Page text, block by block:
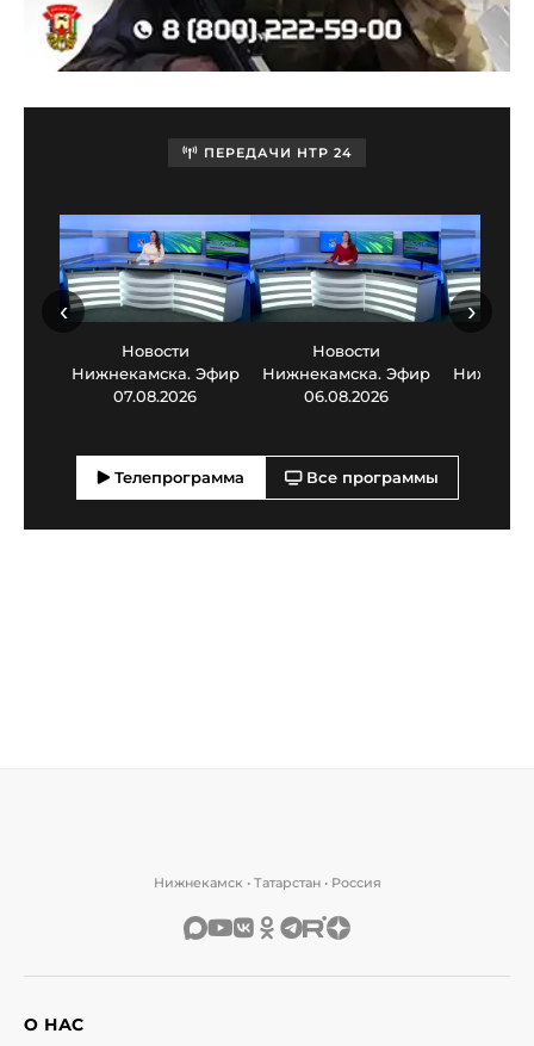
ПЕРЕДАЧИ НТР 24
Новости
Нижнекамска. Эфир
07.08.2026
Новости
Нижнекамска. Эфир
06.08.2026
‹ ›
Телепрограмма Все программы
Нижнекамск • Татарстан • Россия
О НАС